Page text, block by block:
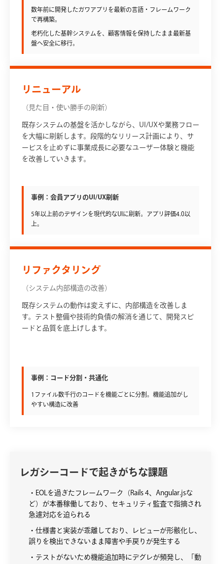
数年前に開発したガワアプリを最新の言語・フレームワーク
で再構築。
老朽化した基幹システムを、顧客情報を保持したまま最新基
盤へ安全に移行。
リニューアル
（見た目・使い勝手の刷新）
既存システムの基盤を活かしながら、UI/UXや業務フロー
を大幅に刷新します。段階的なリリース計画により、サ
ービスを止めずに事業成長に必要なユーザー体験と機能
を改善していきます。
事例：会員アプリのUI/UX刷新
5年以上前のデザインを現代的なUIに刷新。アプリ評価4.0以
上。
リファクタリング
（システム内部構造の改善）
既存システムの動作は変えずに、内部構造を改善しま
す。テスト整備や技術的負債の解消を通じて、開発スピ
ードと品質を底上げします。
事例：コード分割・共通化
1ファイル数千行のコードを機能ごとに分割。機能追加がし
やすい構造に改善
レガシーコードで起きがちな課題
・EOLを過ぎたフレームワーク（Rails 4、Angular.jsな
ど）が本番稼働しており、セキュリティ監査で指摘され
急遽対応を迫られる
・仕様書と実装が乖離しており、レビューが形骸化し、
誤りを検出できないまま障害や手戻りが発生する
・テストがないため機能追加時にデグレが頻発し、「動